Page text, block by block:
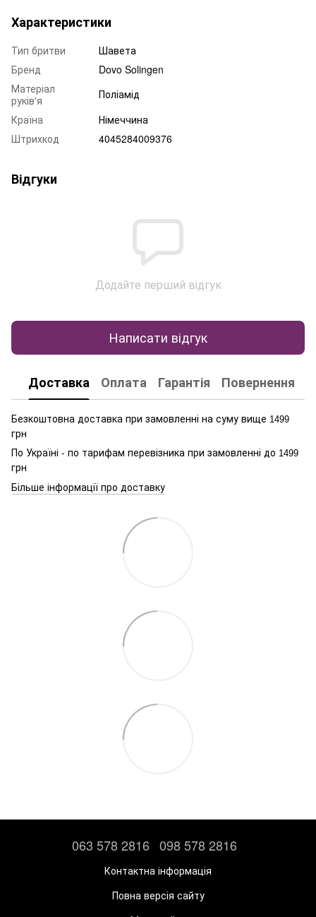
Характеристики
Тип бритви
Шавета
Бренд
Dovo Solingen
Матеріал
руків'я
Поліамід
Країна
Німеччина
Штрихкод
4045284009376
Відгуки
Додайте перший відгук
Написати відгук
Доставка Оплата Гарантія Повернення
Безкоштовна доставка при замовленні на суму вище 1499
грн
По Україні - по тарифам перевізника при замовленні до 1499
грн
Більше інформації про доставку
063 578 2816 098 578 2816
Контактна інформація
Повна версія сайту